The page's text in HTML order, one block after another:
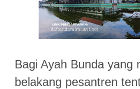
Bagi Ayah Bunda yang
belakang pesantren